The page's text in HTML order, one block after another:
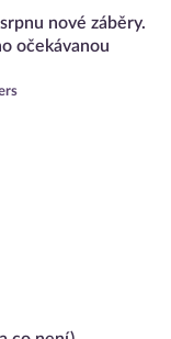
nové záběry.
očekávanou